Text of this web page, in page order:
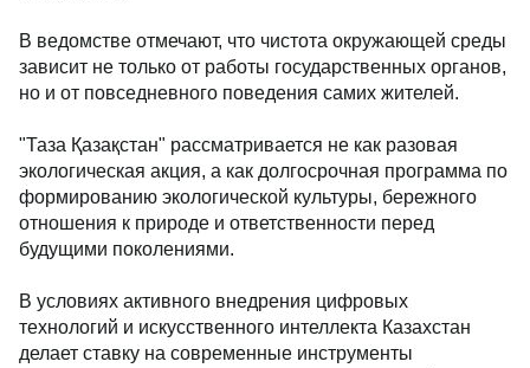
В ведомстве отмечают, что чистота окружающей среды
зависит не только от работы государственных органов,
но и от повседневного поведения самих жителей.
"Таза Қазақстан" рассматривается не как разовая
экологическая акция, а как долгосрочная программа по
формированию экологической культуры, бережного
отношения к природе и ответственности перед
будущими поколениями.
В условиях активного внедрения цифровых
технологий и искусственного интеллекта Казахстан
делает ставку на современные инструменты